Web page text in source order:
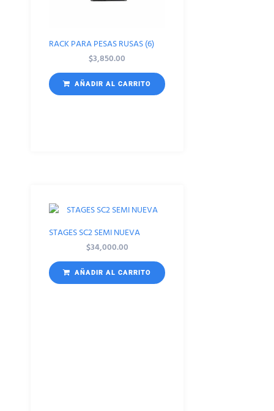
RACK PARA PESAS RUSAS (6)
$3,850.00
AÑADIR AL CARRITO
STAGES SC2 SEMI NUEVA
$34,000.00
AÑADIR AL CARRITO